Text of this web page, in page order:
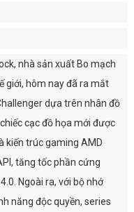
nhà sản xuất Bo mạch
giới, hôm nay đã ra mắt
dựa trên nhân đồ
cạc đồ họa mới được
kiến trúc gaming AMD
tăng tốc phần cứng
Ngoài ra, với bộ nhớ
năng độc quyền, series